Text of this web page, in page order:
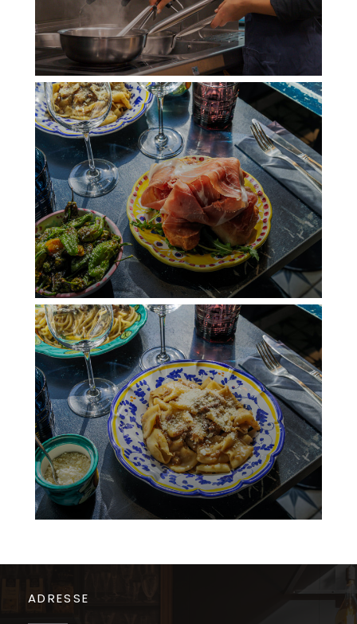
ADRESSE